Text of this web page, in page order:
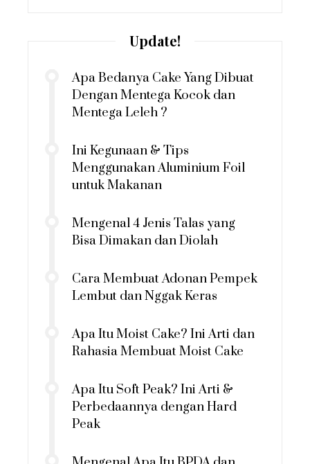
Update!
Apa Bedanya Cake Yang Dibuat
Dengan Mentega Kocok dan
Mentega Leleh ?
Ini Kegunaan & Tips
Menggunakan Aluminium Foil
untuk Makanan
Mengenal 4 Jenis Talas yang
Bisa Dimakan dan Diolah
Cara Membuat Adonan Pempek
Lembut dan Nggak Keras
Apa Itu Moist Cake? Ini Arti dan
Rahasia Membuat Moist Cake
Apa Itu Soft Peak? Ini Arti &
Perbedaannya dengan Hard
Peak